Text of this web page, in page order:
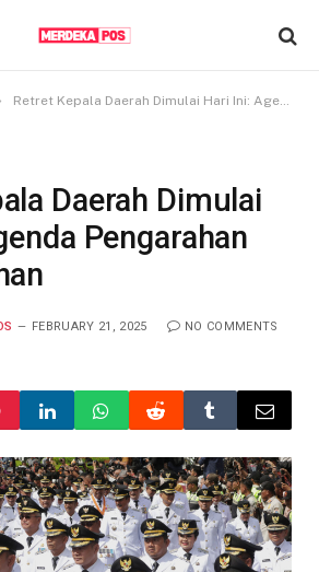
Retret Kepala Daerah Dimulai Hari Ini: Agenda Pengarahan dan Pelatihan
Daerah Dimulai
Pengarahan
FEBRUARY 21, 2025 NO COMMENTS